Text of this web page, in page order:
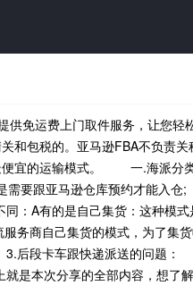
供免运费上门取件服务，让您
和包税的。亚马逊FBA不负责
最便宜的运输模式。 一.海
跟亚马逊仓库预约才能入
的是自己集货：这种模式
商自己集货的模式，为了集货
3.后段卡车跟快递派送的问题
本次分享的全部内容，想了